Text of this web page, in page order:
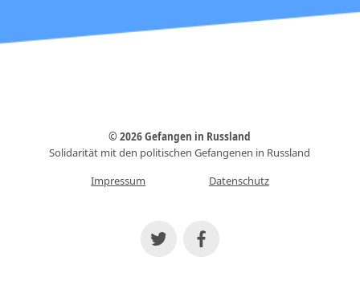
© 2026 Gefangen in Russland
Solidarität mit den politischen Gefangenen in Russland
Impressum
Datenschutz